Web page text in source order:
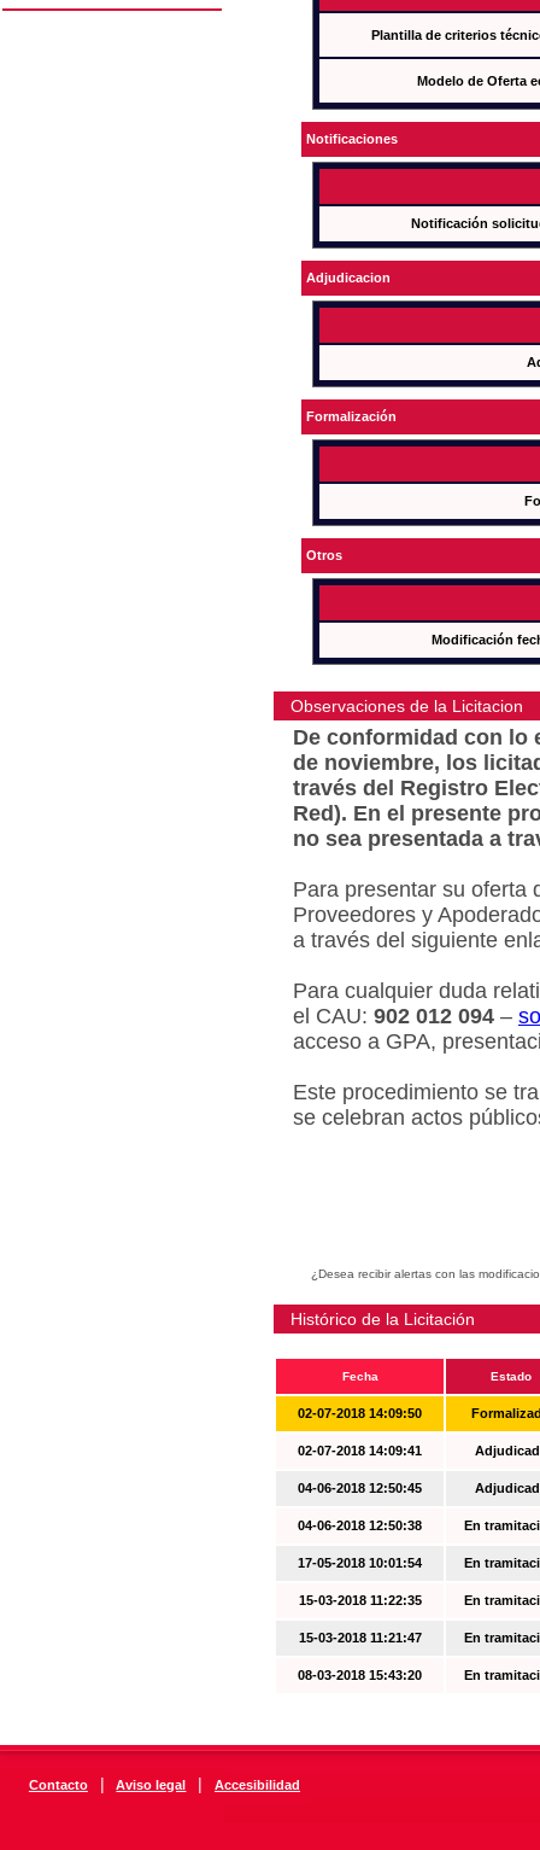
Plantilla de criterios
Modelo de Oferta
Notificaciones
Notificación
Adjudicacion
Formalización
Otros
Modificación
Observaciones de la Licitacion
De conformidad con lo
de noviembre, los
través del Registro
Red). En el presente
no sea presentada a
Para presentar su oferta
Proveedores y
a través del siguiente
Para cualquier duda
el CAU: 902 012 094 –
acceso a GPA,
Este procedimiento se
se celebran actos
¿Desea recibir alertas con las
Histórico de la Licitación
Fecha Estado
02-07-2018 14:09:50
02-07-2018 14:09:41
04-06-2018 12:50:45
04-06-2018 12:50:38 En
17-05-2018 10:01:54 En
15-03-2018 11:22:35 En
15-03-2018 11:21:47 En
08-03-2018 15:43:20 En
Contacto | Aviso legal | Accesibilidad